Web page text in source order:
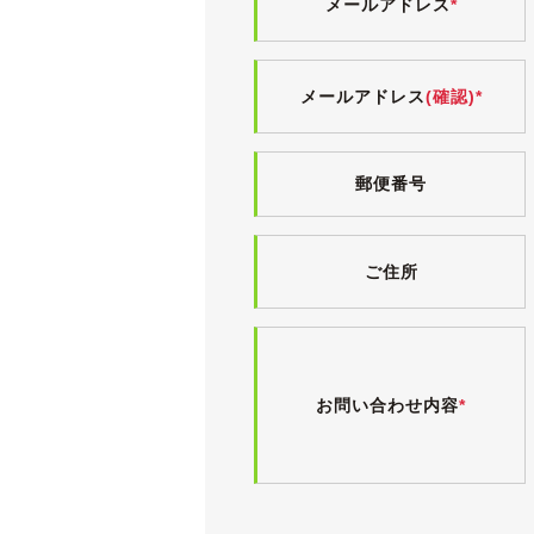
その他、中古車ですので小傷・薄傷
ボディにはまだ艶が残っており、ヘ
無限サスペンションでローダウンさ
15XH専用となるブラウンを基調と
室内にヤニ汚れやタバコ臭、ペット
気持ちよくお乗りいただけるよう、
特別仕様車「FINE STYLE」ですの
前後ドラレコが装着されていますが
メールアドレス*
メールアドレス(確認)*
郵便番号
ご住所
お問い合わせ内容*